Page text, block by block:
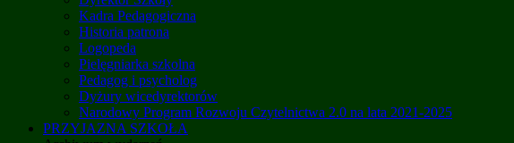
Kadra Pedagogiczna
Historia patrona
Logopeda
Pielęgniarka szkolna
Pedagog i psycholog
Dyżury wicedyrektorów
Narodowy Program Rozwoju Czytelnictwa 2.0 na lata 2021-2025
PRZYJAZNA SZKOŁA